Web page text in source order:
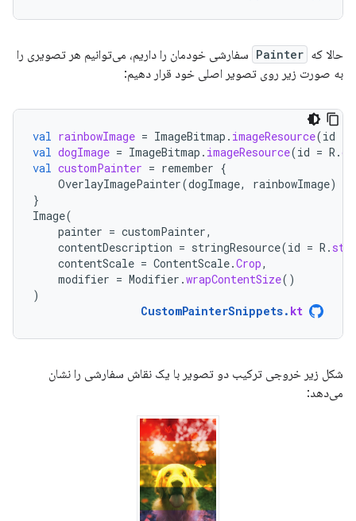
حالا که Painter سفارشی خودمان را داریم، می‌توانیم هر تصویری را
به صورت زیر روی تصویر اصلی خود قرار دهیم:
val rainbowImage = ImageBitmap . imageResource(id
val dogImage = ImageBitmap . imageResource(id = R .
val customPainter = remember {
OverlayImagePainter(dogImage, rainbowImage)
}
Image(
painter = customPainter,
contentDescription = stringResource(id = R .
contentScale = ContentScale.Crop,
modifier = Modifier .wrapContentSize()
)
CustomPainterSnippets. kt
شکل زیر خروجی ترکیب دو تصویر با یک نقاش سفارشی را نشان
می‌دهد: